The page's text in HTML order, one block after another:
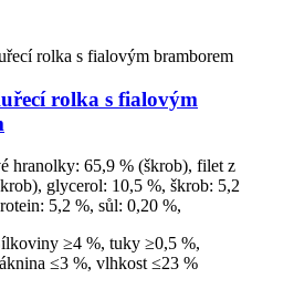
rolka s fialovým
hranolky: 65,9 % (škrob), filet z
glycerol: 10,5 %, škrob: 5,2
5,2 %, sůl: 0,20 %,
≥4 %, tuky ≥0,5 %,
≤3 %, vlhkost ≤23 %